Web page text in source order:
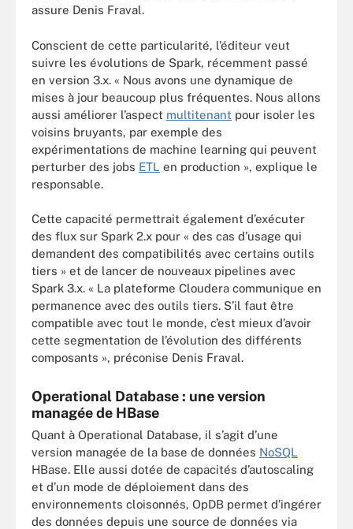
assure Denis Fraval.
Conscient de cette particularité, l’éditeur veut
suivre les évolutions de Spark, récemment passé
en version 3.x. « Nous avons une dynamique de
mises à jour beaucoup plus fréquentes. Nous allons
aussi améliorer l’aspect multitenant pour isoler les
voisins bruyants, par exemple des
expérimentations de machine learning qui peuvent
perturber des jobs ETL en production », explique le
responsable.
Cette capacité permettrait également d’exécuter
des flux sur Spark 2.x pour « des cas d’usage qui
demandent des compatibilités avec certains outils
tiers » et de lancer de nouveaux pipelines avec
Spark 3.x. « La plateforme Cloudera communique en
permanence avec des outils tiers. S’il faut être
compatible avec tout le monde, c’est mieux d’avoir
cette segmentation de l’évolution des différents
composants », préconise Denis Fraval.
Operational Database : une version
managée de HBase
Quant à Operational Database, il s’agit d’une
version managée de la base de données NoSQL
HBase. Elle aussi dotée de capacités d’autoscaling
et d’un mode de déploiement dans des
environnements cloisonnés, OpDB permet d’ingérer
des données depuis une source de données via